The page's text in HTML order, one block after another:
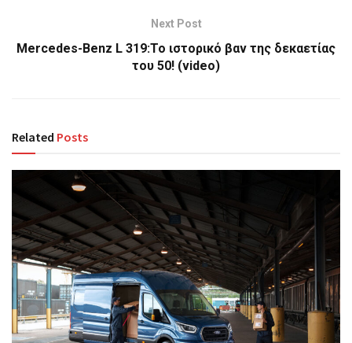
Next Post
Mercedes-Benz L 319:Το ιστορικό βαν της δεκαετίας
του 50! (video)
Related Posts